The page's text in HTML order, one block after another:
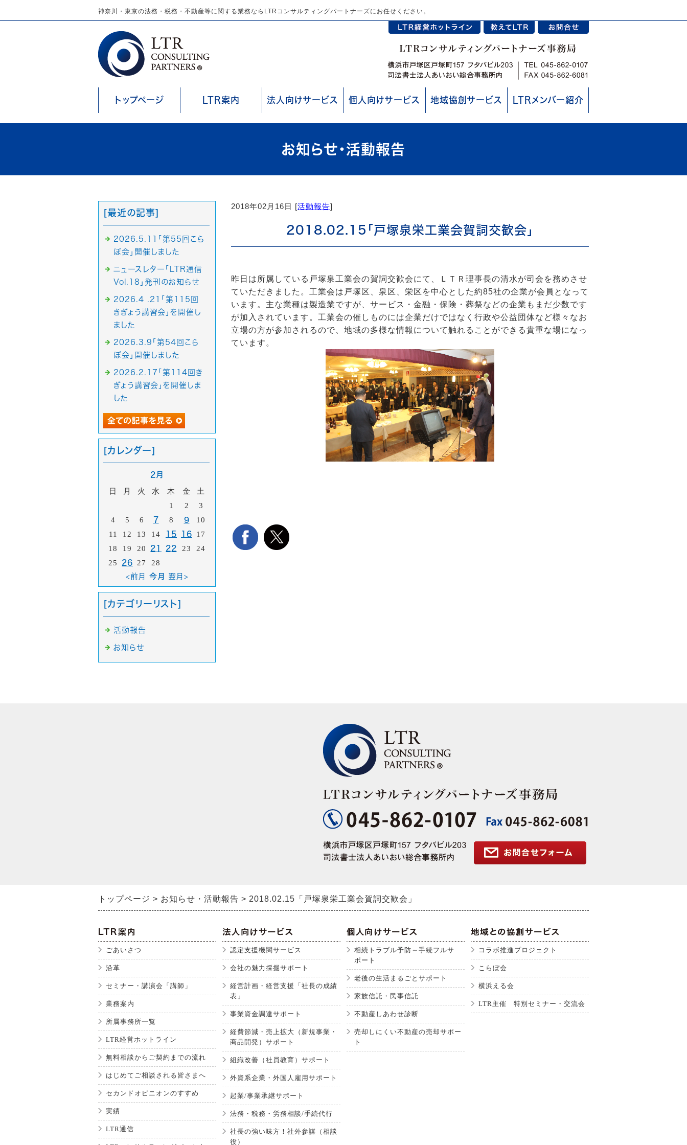
神奈川・東京の法務・税務・不動産等に関する業務ならLTRコンサルティングパートナーズにお任せください。
トップページ LTR案内 法人向けサービス 個人向けサービス 地域協創サービス LTRメンバー紹介
お知らせ・活動報告
2018年02月16日 [活動報告]
2018.02.15「戸塚泉栄工業会賀詞交歓会」
昨日は所属している戸塚泉工業会の賀詞交歓会にて、ＬＴＲ理事長の清水が司会を務めさせ
ていただきました。工業会は戸塚区、泉区、栄区を中心とした約85社の企業が会員となって
います。主な業種は製造業ですが、サービス・金融・保険・葬祭などの企業もまだ少数です
が加入されています。工業会の催しものには企業だけではなく行政や公益団体など様々なお
立場の方が参加されるので、地域の多様な情報について触れることができる貴重な場になっ
ています。
[最近の記事]
2026.5.11「第55回こら
ぼ会」開催しました
ニュースレター「LTR通信
Vol.18」発刊のお知らせ
2026.4 .21「第115回
きぎょう講習会」を開催し
ました
2026.3.9「第54回こら
ぼ会」開催しました
2026.2.17「第114回き
ぎょう講習会」を開催しま
した
[カレンダー]
2月
日 月 火 水 木 金
土
1
2
3
4
5 6 7 8 9
10
11
12 13 14 15 16
17
18
19 20 21 22 23
24
25
26 27 28
<前月 今月 翌月>
[カテゴリーリスト]
活動報告
お知らせ
トップページ お知らせ・活動報告 2018.02.15「戸塚泉栄工業会賀詞交歓会」
ごあいさつ
沿革
セミナー・講演会「講師」
業務案内
所属事務所一覧
LTR経営ホットライン
無料相談からご契約までの流れ
はじめてご相談される皆さまへ
セカンドオピニオンのすすめ
実績
LTR通信
認定支援機関サービス
会社の魅力採掘サポート
経営計画・経営支援「社長の成績
表」
事業資金調達サポート
経費節減・売上拡大（新規事業・
商品開発）サポート
組織改善（社員教育）サポート
外資系企業・外国人雇用サポート
起業/事業承継サポート
法務・税務・労務相談/手続代行
社長の強い味方！社外参謀（相談
役）
相続トラブル予防～手続フルサ
ポート
老後の生活まるごとサポート
家族信託・民事信託
不動産しあわせ診断
売却しにくい不動産の売却サポー
ト
コラボ推進プロジェクト
こらぼ会
横浜える会
LTR主催 特別セミナー・交流会